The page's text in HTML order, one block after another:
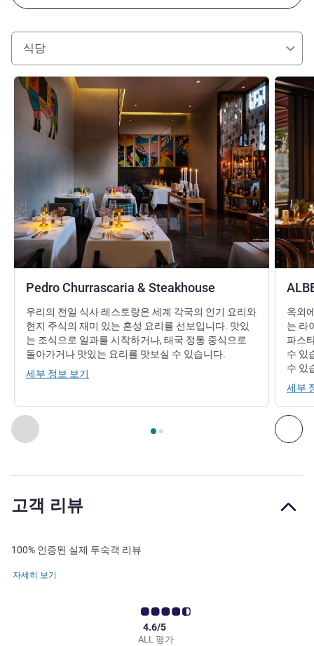
식당
이전 - 레스토랑 다
2/ 페이지 , 레스토랑 1 : Pedro Churrascaria & Steakhouse ,
Pedro Churrascaria & Steakhouse
세부 정보 보기
우리의 전일 식사 레스토랑은 세계 각국의 인기 요리와
현지 주식의 재미 있는 혼성 요리를 선보입니다. 맛있
는 조식으로 일과를 시작하거나, 태국 정통 중식으로
돌아가거나 맛있는 요리를 맛보실 수 있습니다.
세부 정보 보기
세부 정
옥외
는 라
파스
수 있
수 있
세부
고객 리뷰
100% 인증된 실제 투숙객 리뷰
자세히 보기
ALL 평가
4.6/5